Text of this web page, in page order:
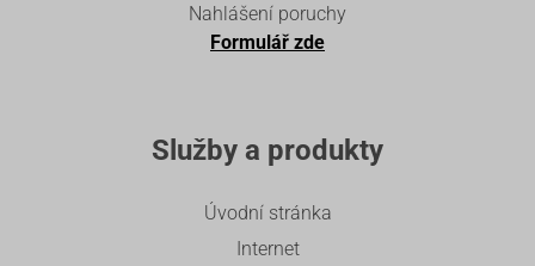
Nahlášení poruchy
Formulář zde
Služby a produkty
Úvodní stránka
Internet